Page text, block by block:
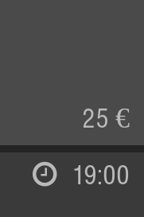
25 €
19:00